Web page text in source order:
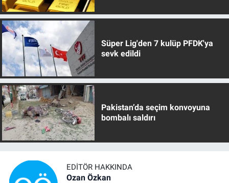
Süper Lig'den 7 kulüp PFDK'ya
sevk edildi
Pakistan’da seçim konvoyuna
bombalı saldırı
EDITÖR HAKKINDA
Ozan Özkan